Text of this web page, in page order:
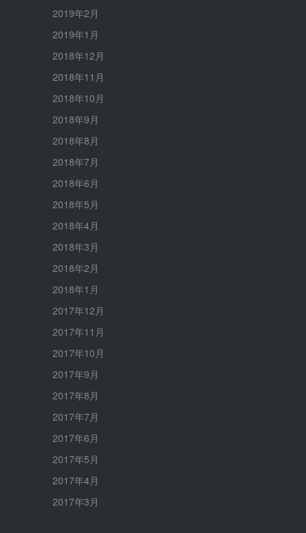
2019年2月
2019年1月
2018年12月
2018年11月
2018年10月
2018年9月
2018年8月
2018年7月
2018年6月
2018年5月
2018年4月
2018年3月
2018年2月
2018年1月
2017年12月
2017年11月
2017年10月
2017年9月
2017年8月
2017年7月
2017年6月
2017年5月
2017年4月
2017年3月